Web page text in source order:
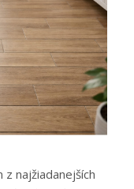
najžiadanejších